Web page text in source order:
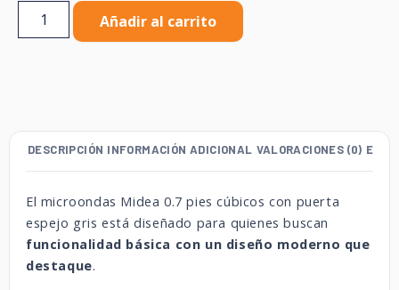
Añadir al carrito
DESCRIPCIÓN INFORMACIÓN ADICIONAL VALORACIONES (0)
El microondas Midea 0.7 pies cúbicos con puerta
espejo gris está diseñado para quienes buscan
funcionalidad básica con un diseño moderno que
destaque.